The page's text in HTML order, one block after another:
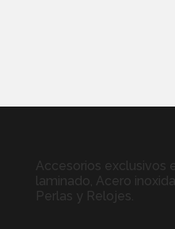
Accesorios exclusivos
laminado, Acero
Perlas y Relojes.